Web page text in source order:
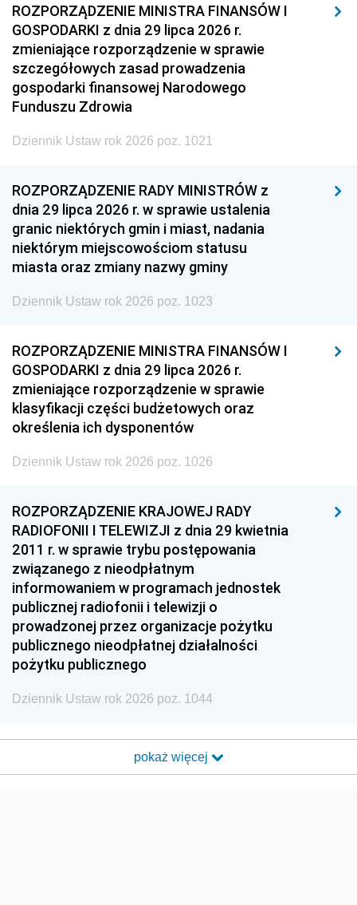
ROZPORZĄDZENIE MINISTRA FINANSÓW I
GOSPODARKI z dnia 29 lipca 2026 r.
zmieniające rozporządzenie w sprawie
szczegółowych zasad prowadzenia
gospodarki finansowej Narodowego
Funduszu Zdrowia
Dziennik Ustaw rok 2026 poz. 1021
ROZPORZĄDZENIE RADY MINISTRÓW z
dnia 29 lipca 2026 r. w sprawie ustalenia
granic niektórych gmin i miast, nadania
niektórym miejscowościom statusu
miasta oraz zmiany nazwy gminy
Dziennik Ustaw rok 2026 poz. 1023
ROZPORZĄDZENIE MINISTRA FINANSÓW I
GOSPODARKI z dnia 29 lipca 2026 r.
zmieniające rozporządzenie w sprawie
klasyfikacji części budżetowych oraz
określenia ich dysponentów
Dziennik Ustaw rok 2026 poz. 1026
ROZPORZĄDZENIE KRAJOWEJ RADY
RADIOFONII I TELEWIZJI z dnia 29 kwietnia
2011 r. w sprawie trybu postępowania
związanego z nieodpłatnym
informowaniem w programach jednostek
publicznej radiofonii i telewizji o
prowadzonej przez organizacje pożytku
publicznego nieodpłatnej działalności
pożytku publicznego
Dziennik Ustaw rok 2026 poz. 1044
pokaż więcej